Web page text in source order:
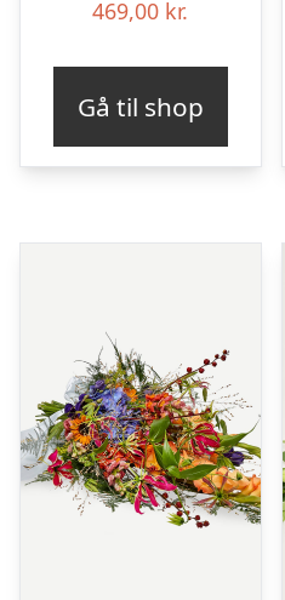
469,00 kr.
Gå til shop